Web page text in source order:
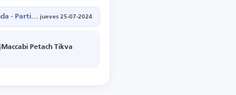
Europa League | Clasificación - Segunda Ronda - Partido de ida jueves 25-07-2024
Maccabi Petach Tikva